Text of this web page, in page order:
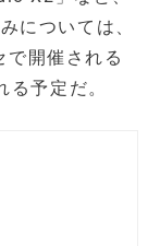
については、
開催される
予定だ。